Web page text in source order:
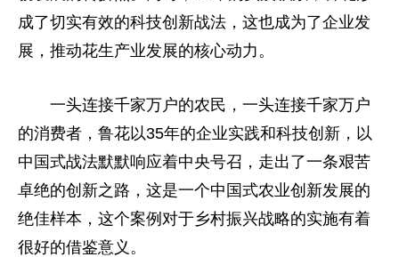
成了切实有效的科技创新战法，这也成为了企业发
展，推动花生产业发展的核心动力。
一头连接千家万户的农民，一头连接千家万户
的消费者，鲁花以35年的企业实践和科技创新，以
中国式战法默默响应着中央号召，走出了一条艰苦
卓绝的创新之路，这是一个中国式农业创新发展的
绝佳样本，这个案例对于乡村振兴战略的实施有着
很好的借鉴意义。